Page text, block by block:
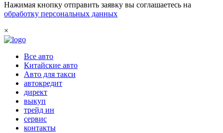
Нажимая кнопку отправить заявку вы соглашаетесь на
обработку персональных данных
×
Все авто
Китайские авто
Авто для такси
автокредит
директ
выкуп
трейд ин
сервис
контакты